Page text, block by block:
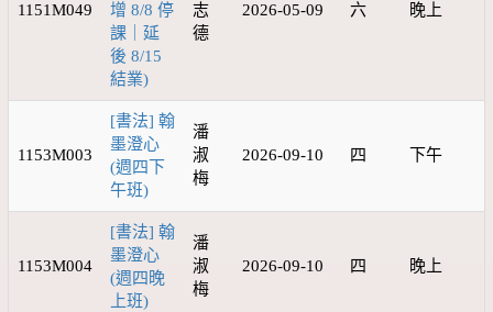
1151M049
增 8/8 停
課｜延
後 8/15
結業)
志
德
2026-05-09 六 晚上
1153M003
[書法] 翰
墨澄心
(週四下
午班)
潘
淑
梅
2026-09-10 四 下午
1153M004
[書法] 翰
墨澄心
(週四晚
上班)
潘
淑
梅
2026-09-10 四 晚上